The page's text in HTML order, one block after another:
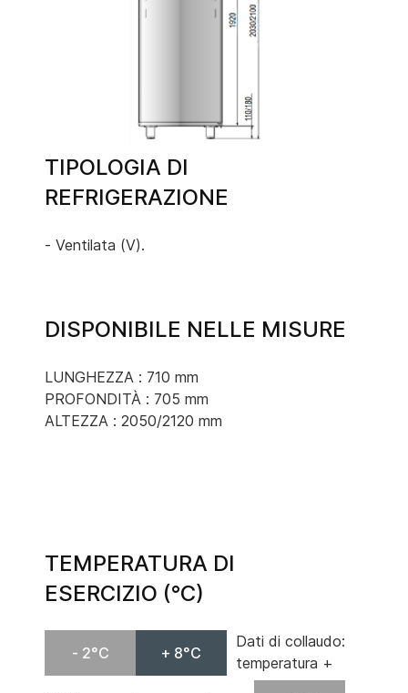
TIPOLOGIA DI
REFRIGERAZIONE
- Ventilata (V).
DISPONIBILE NELLE MISURE
LUNGHEZZA : 710 mm
PROFONDITÀ : 705 mm
ALTEZZA : 2050/2120 mm
TEMPERATURA DI
ESERCIZIO (°C)
- 2°C + 8°C
Dati di collaudo:
temperatura +